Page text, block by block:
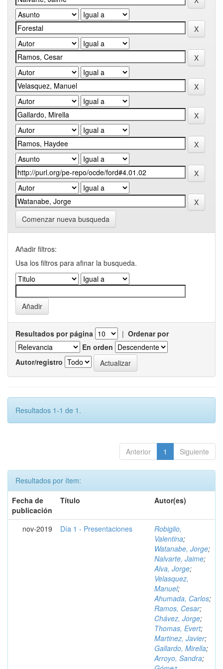
Comenzar nueva busqueda
Añadir filtros:
Usa los filtros para afinar la busqueda.
Resultados por página | Ordenar por
En orden
Autor/registro
Resultados 1-1 de 1.
Anterior 1 Siguiente
Resultados por ítem:
Fecha de
publicación
Título Autor(es)
nov-2019 Día 1 - Presentaciones
Robiglio,
Valentina;
Watanabe, Jorge;
Nalvarte, Jaime;
Alva, Jorge;
Velasquez,
Manuel;
Ahumada, Carlos;
Ramos, Cesar;
Chávez, Jorge;
Thomas, Evert;
Martinez, Javier;
Gallardo, Mirella;
Arroyo, Sandra;